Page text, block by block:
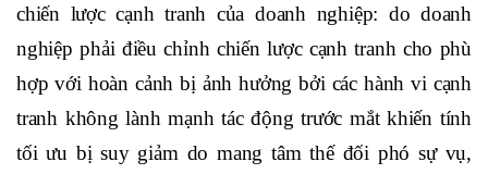
chiến lược cạnh tranh của doanh nghiệp: do doanh
nghiệp phải điều chỉnh chiến lược cạnh tranh cho phù
hợp với hoàn cảnh bị ảnh hưởng bởi các hành vi cạnh
tranh không lành mạnh tác động trước mắt khiến tính
tối ưu bị suy giảm do mang tâm thế đối phó sự vụ,